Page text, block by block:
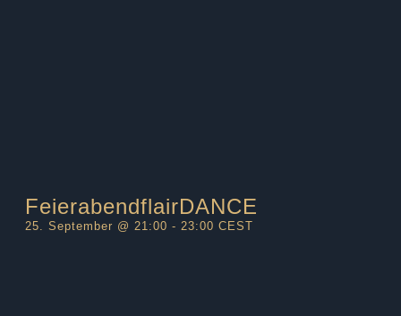
FeierabendflairDANCE
25. September @ 21:00 - 23:00 CEST